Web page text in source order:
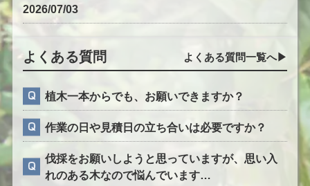
2026/07/03
よくある質問 よくある質問一覧へ▶︎
植木一本からでも、お願いできますか？
作業の日や見積日の立ち合いは必要ですか？
伐採をお願いしようと思っていますが、思い入
れのある木なので悩んでいます…